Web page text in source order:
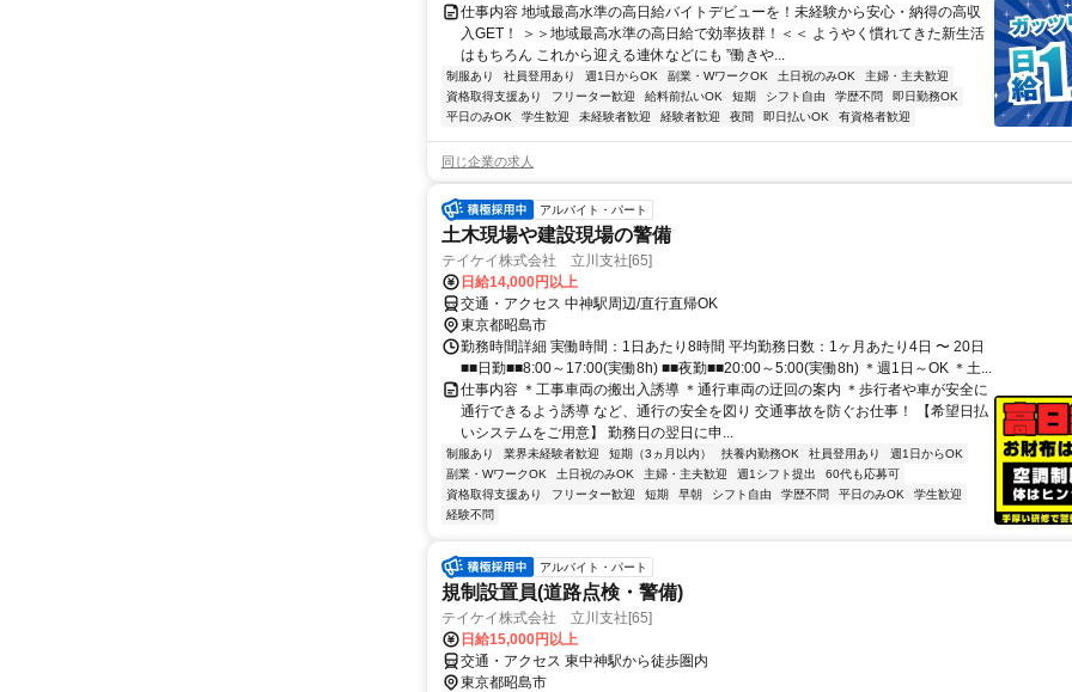
仕事内容 地域最高水準の高日給バイトデビューを！未経験から安心・納得の高収
入GET！ ＞＞地域最高水準の高日給で効率抜群！＜＜ ようやく慣れてきた新生活
はもちろん これから迎える連休などにも ”働きや...
制服あり 社員登用あり 週1日からOK 副業・WワークOK 土日祝のみOK
主婦・主夫歓迎
資格取得支援あり
フリーター歓迎 給料前払いOK 短期 シフト自由 学歴不問
即日勤務OK
平日のみOK
学生歓迎 未経験者歓迎 経験者歓迎 夜間 即日払いOK 有資格者歓迎
同じ企業の求人
アルバイト・パート
土木現場や建設現場の警備
テイケイ株式会社 立川支社[65]
日給14,000円以上
交通・アクセス 中神駅周辺/直行直帰OK
東京都昭島市
勤務時間詳細 実働時間：1日あたり8時間 平均勤務日数：1ヶ月あたり4日 〜 20日
■■日勤■■8:00～17:00(実働8h) ■■夜勤■■20:00～5:00(実働8h) ＊週1日～OK ＊土...
仕事内容 ＊工事車両の搬出入誘導 ＊通行車両の迂回の案内 ＊歩行者や車が安全に
通行できるよう誘導 など、通行の安全を図り 交通事故を防ぐお仕事！ 【希望日払
いシステムをご用意】 勤務日の翌日に申...
制服あり 業界未経験者歓迎 短期（3ヵ月以内） 扶養内勤務OK 社員登用あり
週1日からOK
副業・WワークOK
土日祝のみOK 主婦・主夫歓迎 週1シフト提出
60代も応募可
資格取得支援あり
フリーター歓迎 短期 早朝 シフト自由 学歴不問 平日のみOK
学生歓迎
経験不問
アルバイト・パート
規制設置員(道路点検・警備)
テイケイ株式会社 立川支社[65]
日給15,000円以上
交通・アクセス 東中神駅から徒歩圏内
東京都昭島市